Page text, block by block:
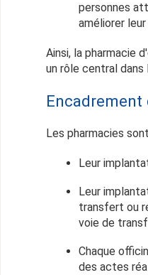
personnes
améliorer
Ainsi, la pharmacie
un rôle central
Encadrement
Les pharmacies
Leur
Leur
transfert ou
voie de
Chaque
des actes